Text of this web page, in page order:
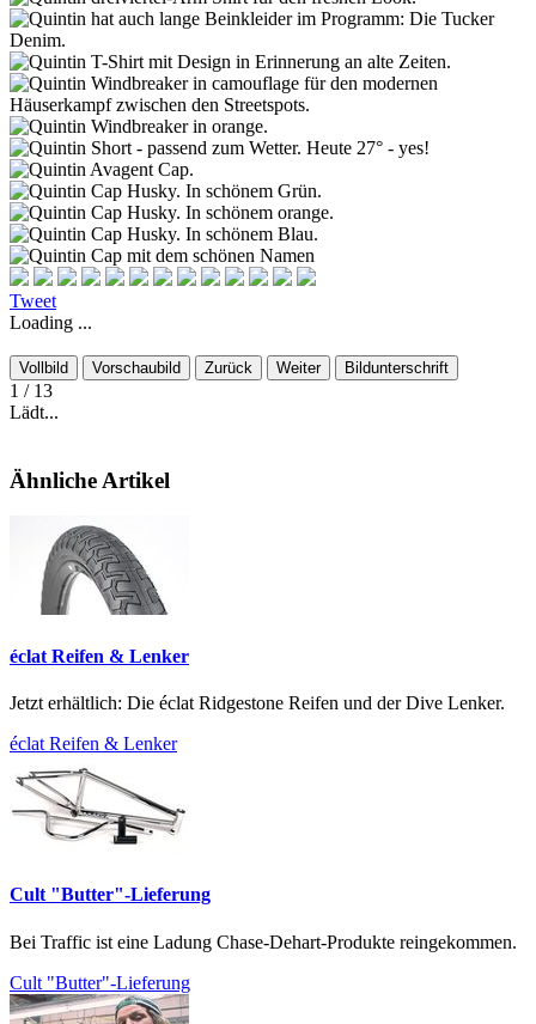
Tweet
Loading ...
Vollbild Vorschaubild Zurück Weiter Bildunterschrift
1 / 13
Lädt...
Ähnliche Artikel
éclat Reifen & Lenker
Jetzt erhältlich: Die éclat Ridgestone Reifen und der Dive Lenker.
éclat Reifen & Lenker
Cult "Butter"-Lieferung
Bei Traffic ist eine Ladung Chase-Dehart-Produkte reingekommen.
Cult "Butter"-Lieferung